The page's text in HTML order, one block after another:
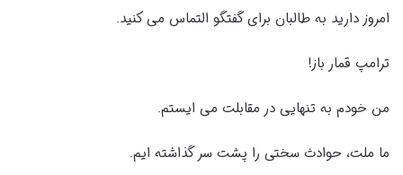
امروز دارید به طالبان برای گفتگو التماس می کنید.
ترامپ قمار باز!
من خودم به تنهایی در مقابلت می ایستم.
ما ملت، حوادث سختی را پشت سر گذاشته ایم.